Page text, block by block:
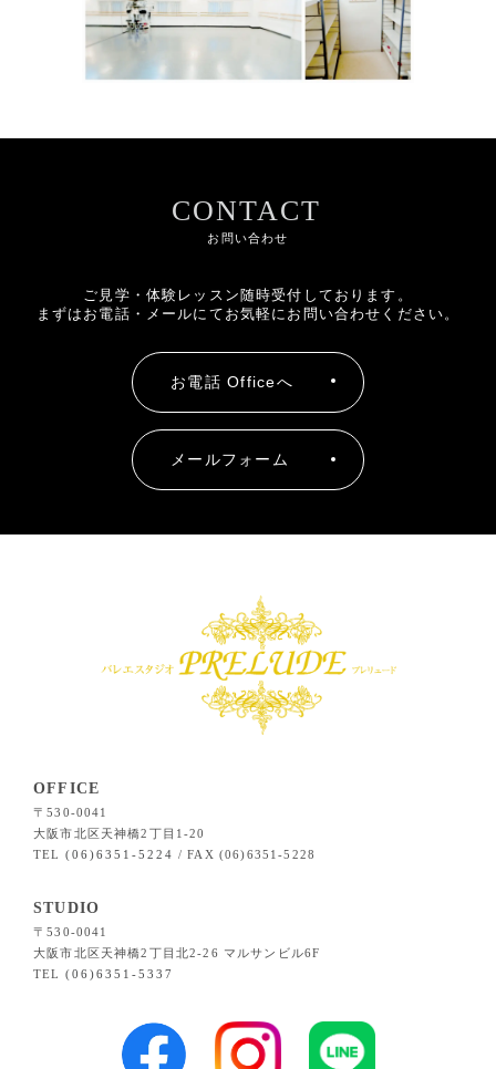
CONTACT
お問い合わせ
ご見学・体験レッスン随時受付しております。
まずはお電話・メールにてお気軽にお問い合わせください。
お電話 Officeへ
メールフォーム
OFFICE
〒530-0041
大阪市北区天神橋2丁目1-20
TEL (06)6351-5224 / FAX (06)6351-5228
STUDIO
〒530-0041
大阪市北区天神橋2丁目北2-26 マルサンビル6F
TEL (06)6351-5337